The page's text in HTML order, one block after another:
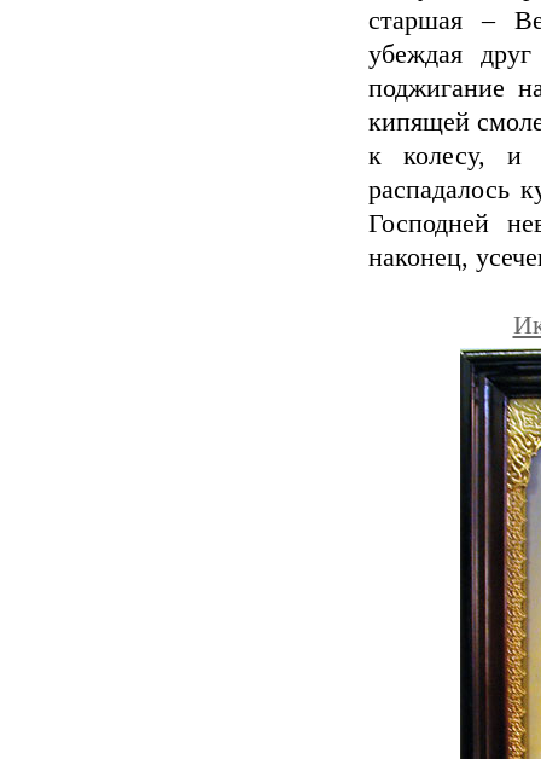
старшая –
убеждая
поджигание
кипящей
к колесу, и
распадалось
Господней
наконец,